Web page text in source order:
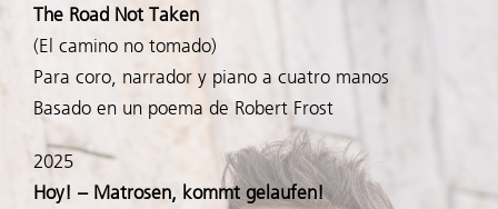
Biografía
Prensa
The Road Not Taken
(El camino no tomado)
Para coro, narrador y piano a cuatro manos
Basado en un poema de Robert Frost
2025
Hoy! – Matrosen, kommt gelaufen!